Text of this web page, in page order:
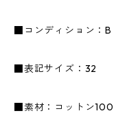
■コンディション：B
■表記サイズ：32
■素材：コットン100